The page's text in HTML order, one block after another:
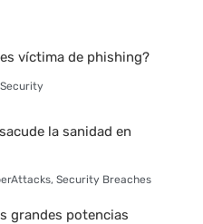
víctima de phishing?
la sanidad en
,Security Breaches
grandes potencias